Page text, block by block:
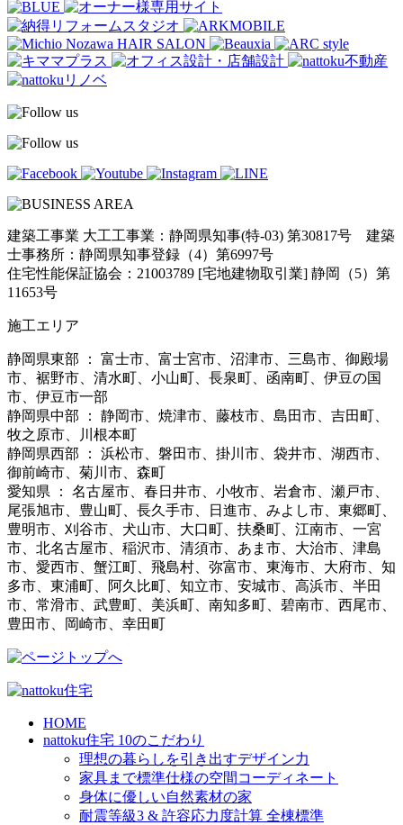
建築工事業 大工工事業：静岡県知事(特-03) 第30817号 建築
士事務所：静岡県知事登録（4）第6997号
住宅性能保証協会：21003789 [宅地建物取引業] 静岡（5）第
11653号
施工エリア
静岡県東部 ： 富士市、富士宮市、沼津市、三島市、御殿場
市、裾野市、清水町、小山町、長泉町、函南町、伊豆の国
市、伊豆市一部
静岡県中部 ： 静岡市、焼津市、藤枝市、島田市、吉田町、
牧之原市、川根本町
静岡県西部 ： 浜松市、磐田市、掛川市、袋井市、湖西市、
御前崎市、菊川市、森町
愛知県 ： 名古屋市、春日井市、小牧市、岩倉市、瀬戸市、
尾張旭市、豊山町、長久手市、日進市、みよし市、東郷町、
豊明市、刈谷市、犬山市、大口町、扶桑町、江南市、一宮
市、北名古屋市、稲沢市、清須市、あま市、大治市、津島
市、愛西市、蟹江町、飛島村、弥富市、東海市、大府市、知
多市、東浦町、阿久比町、知立市、安城市、高浜市、半田
市、常滑市、武豊町、美浜町、南知多町、碧南市、西尾市、
豊田市、岡崎市、幸田町
HOME
nattoku住宅 10のこだわり
理想の暮らしを引き出すデザイン力
家具まで標準仕様の空間コーディネート
身体に優しい自然素材の家
耐震等級3 & 許容応力度計算 全棟標準